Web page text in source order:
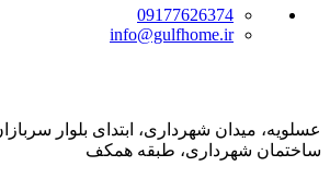
09177626374
info@gulfhome.ir
عسلویه، میدان شهرداری، ابتدای بلوار
ساختمان شهرداری، طبقه همکف